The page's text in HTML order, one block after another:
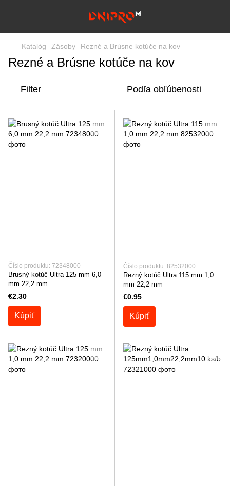
Katalóg Zásoby Rezné a Brúsne kotúče na kov
Rezné a Brúsne kotúče na kov
Filter Podľa obľúbenosti
Číslo produktu: 72348000
Brusný kotúč Ultra 125 mm 6,0
mm 22,2 mm
€2.30
Kúpiť
Číslo produktu: 82532000
Rezný kotúč Ultra 115 mm 1,0
mm 22,2 mm
€0.95
Kúpiť